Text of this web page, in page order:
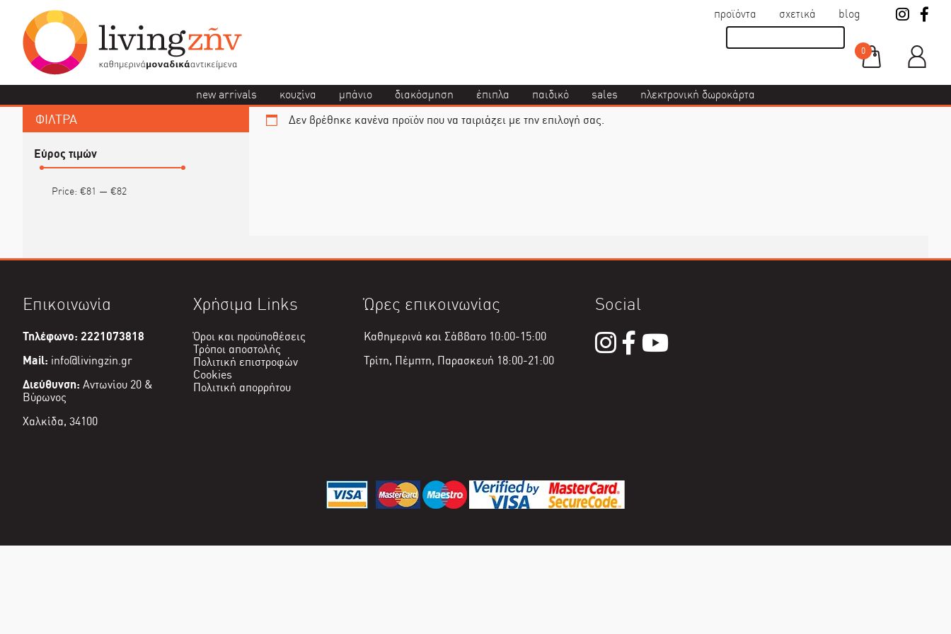
προϊόντα σχετικά blog
0
new arrivals κουζίνα μπάνιο διακόσμηση έπιπλα παιδικό sales ηλεκτρονική δωροκάρτα
ΦΙΛΤΡΑ
Εύρος τιμών
Price: €81 — €82
Δεν βρέθηκε κανένα προϊόν που να ταιριάζει με την επιλογή σας.
Επικοινωνία
Τηλέφωνο: 2221073818
Mail: info@livingzin.gr
Διεύθυνση: Αντωνίου 20 &
Βύρωνος
Χαλκίδα, 34100
Χρήσιμα Links
Όροι και προϋποθέσεις
Τρόποι αποστολής
Πολιτική επιστροφών
Cookies
Πολιτική απορρήτου
Ώρες επικοινωνίας
Καθημερινά και Σάββατο 10:00-15:00
Τρίτη, Πέμπτη, Παρασκευή 18:00-21:00
Social